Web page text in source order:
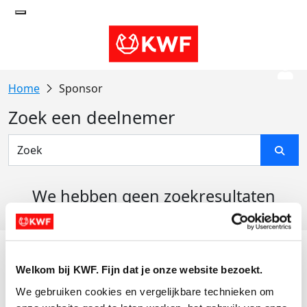
Welkom bij KWF. Fijn dat je onze website bezoekt.
We gebruiken cookies en vergelijkbare technieken om
Sponsor
Zoek een deelnemer
We hebben geen zoekresultaten
Actiematerialen
Evenementen